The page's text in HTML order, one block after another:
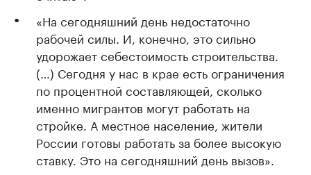
«На сегодняшний день недостаточно
рабочей силы. И, конечно, это сильно
удорожает себестоимость строительства.
(…) Сегодня у нас в крае есть ограничения
по процентной составляющей, сколько
именно мигрантов могут работать на
стройке. А местное население, жители
России готовы работать за более высокую
ставку. Это на сегодняшний день вызов».